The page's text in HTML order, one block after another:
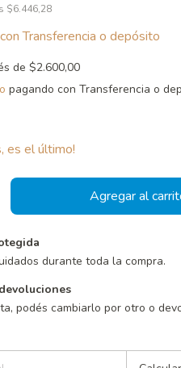
$6.446,28
con Transferencia o depósito
de $2.600,00
pagando con Transferencia o
es el último!
durante toda la compra.
podés cambiarlo por otro o